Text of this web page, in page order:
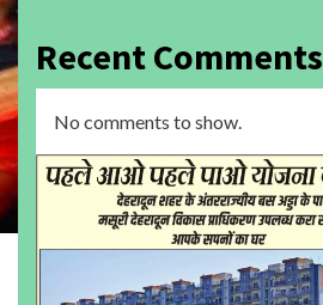
Recent Comments
No comments to show.